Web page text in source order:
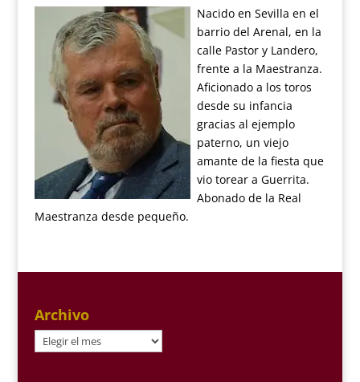
Nacido en Sevilla en el
barrio del Arenal, en la
calle Pastor y Landero,
frente a la Maestranza.
Aficionado a los toros
desde su infancia
gracias al ejemplo
paterno, un viejo
amante de la fiesta que
vio torear a Guerrita.
Abonado de la Real
Maestranza desde pequeño.
Archivo
Archivo